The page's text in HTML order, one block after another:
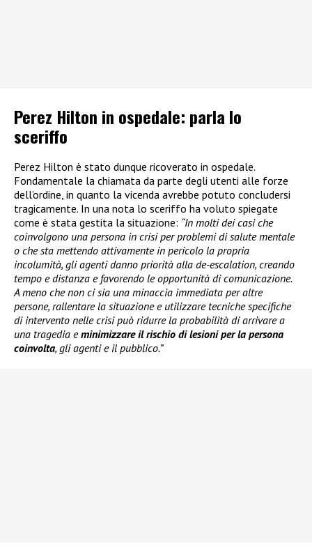
Perez Hilton in ospedale: parla lo
sceriffo
Perez Hilton è stato dunque ricoverato in ospedale.
Fondamentale la chiamata da parte degli utenti alle forze
dell’ordine, in quanto la vicenda avrebbe potuto concludersi
tragicamente. In una nota lo sceriffo ha voluto spiegate
come è stata gestita la situazione: “In molti dei casi che
coinvolgono una persona in crisi per problemi di salute mentale
o che sta mettendo attivamente in pericolo la propria
incolumità, gli agenti danno priorità alla de-escalation, creando
tempo e distanza e favorendo le opportunità di comunicazione.
A meno che non ci sia una minaccia immediata per altre
persone, rallentare la situazione e utilizzare tecniche specifiche
di intervento nelle crisi può ridurre la probabilità di arrivare a
una tragedia eminimizzare il rischio di lesioni per la persona
coinvolta, gli agenti e il pubblico.”